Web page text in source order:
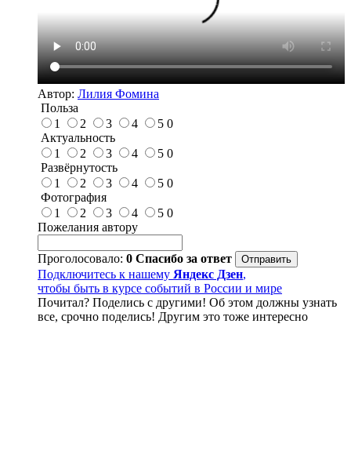
Автор: Лилия Фомина
Польза
1
2 3 4 5 0
Актуальность
1
2 3 4 5 0
Развёрнутость
1
2 3 4 5 0
Фотография
1
2 3 4 5 0
Пожелания автору
Проголосовало: 0 Спасибо за ответ
Подключитесь к нашему Яндекс Дзен,
чтобы быть в курсе событий в России и мире
Почитал? Поделись с другими! Об этом должны узнать
все, срочно поделись! Другим это тоже интересно